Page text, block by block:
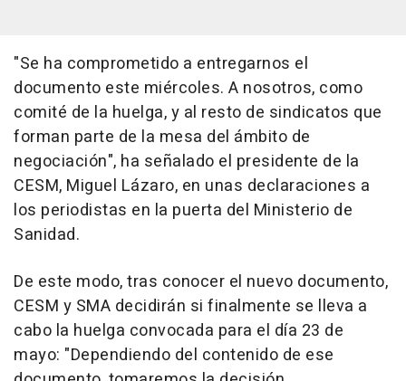
"Se ha comprometido a entregarnos el
documento este miércoles. A nosotros, como
comité de la huelga, y al resto de sindicatos que
forman parte de la mesa del ámbito de
negociación", ha señalado el presidente de la
CESM, Miguel Lázaro, en unas declaraciones a
los periodistas en la puerta del Ministerio de
Sanidad.
De este modo, tras conocer el nuevo documento,
CESM y SMA decidirán si finalmente se lleva a
cabo la huelga convocada para el día 23 de
mayo: "Dependiendo del contenido de ese